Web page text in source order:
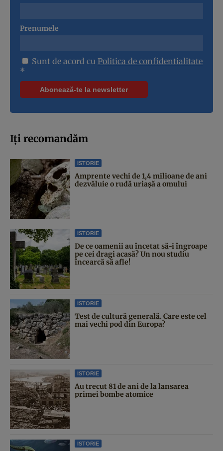
Prenumele
Sunt de acord cu Politica de confidentialitate
*
Iți recomandăm
ISTORIE
Amprente vechi de 1,4 milioane de ani
dezvăluie o rudă uriașă a omului
ISTORIE
De ce oamenii au încetat să-i îngroape
pe cei dragi acasă? Un nou studiu
încearcă să afle!
ISTORIE
Test de cultură generală. Care este cel
mai vechi pod din Europa?
ISTORIE
Au trecut 81 de ani de la lansarea
primei bombe atomice
ISTORIE